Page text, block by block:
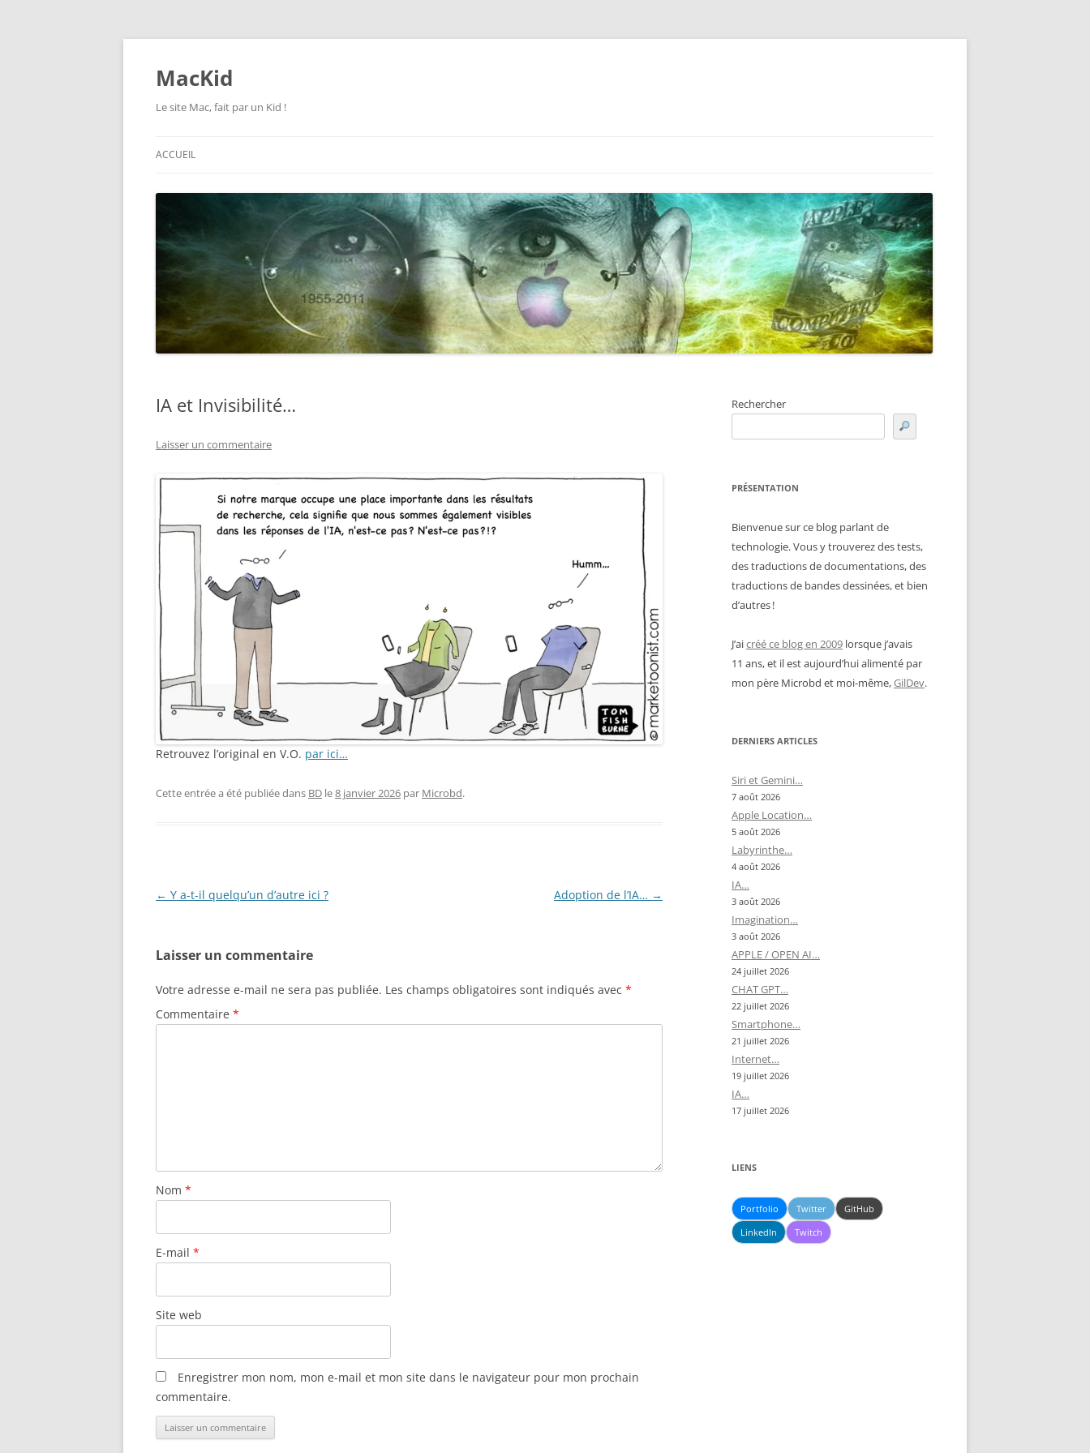
Aller
MacKid
Le site Mac, fait par un Kid !
ACCUEIL
IA et Invisibilité…
Laisser un commentaire
Retrouvez l’original en V.O. par ici…
Cette entrée a été publiée dans BD le8 janvier 2026 par Microbd.
Navigation
← Y a-t-il quelqu’un d’autre ici ? Adoption de l’IA… →
Laisser un commentaire
Votre adresse e-mail ne sera pas publiée. Les champs obligatoires sont indiqués avec *
Commentaire *
Nom *
E-mail *
Site web
Enregistrer mon nom, mon e-mail et mon site dans le navigateur pour mon prochain
commentaire.
Rechercher
PRÉSENTATION
Bienvenue sur ce blog parlant de
technologie. Vous y trouverez des tests,
des traductions de documentations, des
traductions de bandes dessinées, et bien
d’autres !
J’aicréé ce blog en 2009 lorsque j’avais
11 ans, et il est aujourd’hui alimenté par
mon père Microbd et moi-même,GilDev.
DERNIERS ARTICLES
Siri et Gemini…
7 août 2026
Apple Location…
5 août 2026
Labyrinthe…
4 août 2026
IA…
3 août 2026
Imagination…
3 août 2026
APPLE / OPEN AI…
24 juillet 2026
CHAT GPT…
22 juillet 2026
Smartphone…
21 juillet 2026
Internet…
19 juillet 2026
IA…
17 juillet 2026
LIENS
Portfolio Twitter
GitHub
LinkedIn
Twitch